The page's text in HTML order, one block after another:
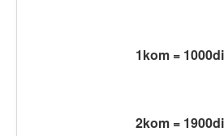
1kom =
2kom =